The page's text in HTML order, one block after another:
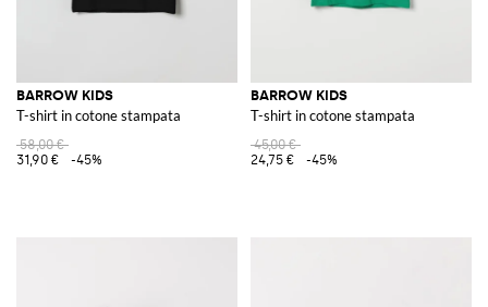
BARROW KIDS
T-shirt in cotone stampata
58,00 €
31,90 €
-45%
BARROW KIDS
T-shirt in cotone stampata
45,00 €
24,75 €
-45%